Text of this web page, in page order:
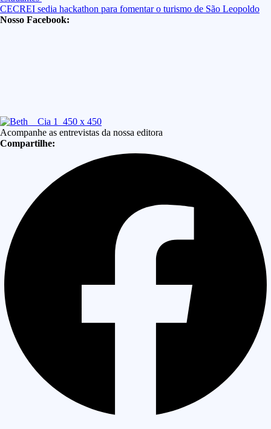
CECREI sedia hackathon para fomentar o turismo de São Leopoldo
Nosso Facebook:
Acompanhe as entrevistas da nossa editora
Compartilhe: